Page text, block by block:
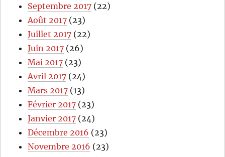
Septembre 2017 (22)
Août 2017 (23)
Juillet 2017 (22)
Juin 2017 (26)
Mai 2017 (23)
Avril 2017 (24)
Mars 2017 (13)
Février 2017 (23)
Janvier 2017 (24)
Décembre 2016 (23)
Novembre 2016 (23)